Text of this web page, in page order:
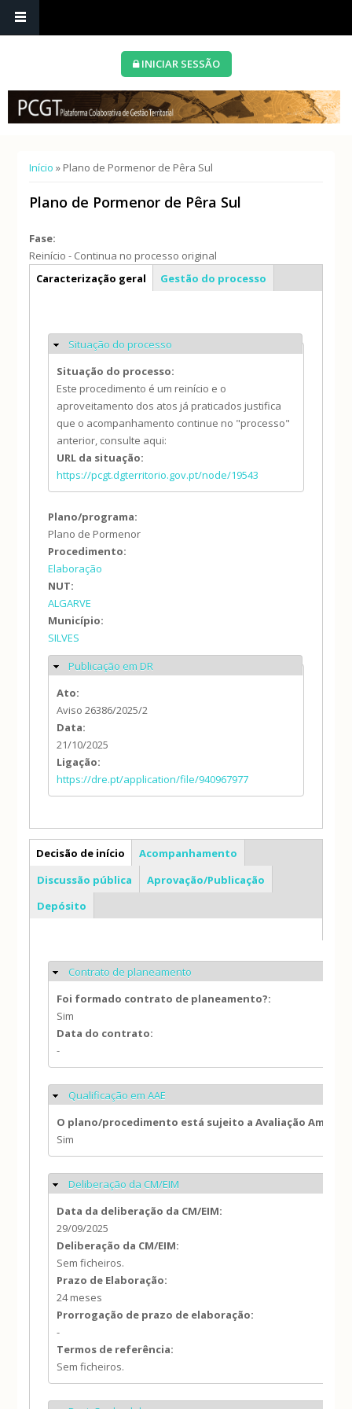
INICIAR SESSÃO
Está aqui
Início » Plano de Pormenor de Pêra Sul
Plano de Pormenor de Pêra Sul
Fase:
Reinício - Continua no processo original
Info geral
Caracterização geral Gestão do processo
Ocultar
Situação do processo
Situação do processo:
Este procedimento é um reinício e o
aproveitamento dos atos já praticados justifica
que o acompanhamento continue no "processo"
anterior, consulte aqui:
URL da situação:
https://pcgt.dgterritorio.gov.pt/node/19543
Plano/programa:
Plano de Pormenor
Procedimento:
Elaboração
NUT:
ALGARVE
Município:
SILVES
Ocultar
Publicação em DR
Ato:
Aviso 26386/2025/2
Data:
21/10/2025
Ligação:
https://dre.pt/application/file/940967977
PP
Decisão de início
Acompanhamento
Discussão pública
Aprovação/Publicação
Depósito
Ocultar
Contrato de planeamento
Foi formado contrato de planeamento?:
Sim
Data do contrato:
-
Ocultar
Qualificação em AAE
O plano/procedimento está sujeito a Avaliação
Sim
Ocultar
Deliberação da CM/EIM
Data da deliberação da CM/EIM:
29/09/2025
Deliberação da CM/EIM:
Sem ficheiros.
Prazo de Elaboração:
24 meses
Prorrogação de prazo de elaboração:
-
Termos de referência:
Sem ficheiros.